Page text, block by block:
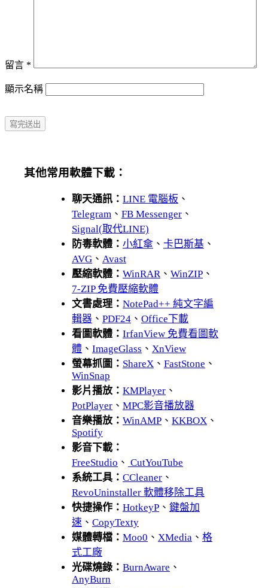
留言 *
顯示名稱
其他常用軟體下載：
聊天通訊： LINE 電腦板 、
Telegram 、 FB Messenger 、
Signal(取代LINE)
防毒軟體： 小紅傘 、 卡巴斯基 、
AVG 、 Avast
壓縮軟體： WinRAR、 WinZIP 、
7-ZIP 免費壓縮軟體
文書處理： NotePad++ 純文字編
輯器 、 PDF24 、 Office下載
看圖軟體： IrfanView 免費看圖軟
體 、 ImageGlass 、 XnView
螢幕抓圖： ShareX 、 FastStone 、
WinSnap
影片播放： KMPlayer 、
PotPlayer 、 MPC影音播放器
音樂播放： WinAMP 、 KKBOX 、
Spotify
影音下載：
FreeStudio 、 CutYouTube
系統工具： CCleaner 、
RevoUninstaller 軟體移除工具
快捷操作： HotkeyP 、 鍵盤加
速 、 CopyTexty
媒體轉檔： Moo0 、 XMedia 、 格
式工廠
光碟燒錄： BurnAware 、
AnyBurn